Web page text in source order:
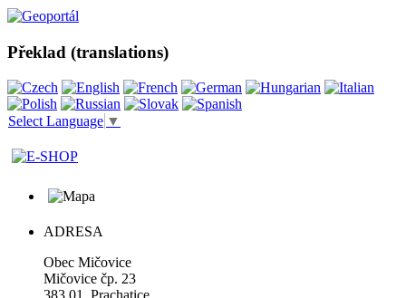
Překlad (translations)
Select Language ▼
ADRESA
Obec Mičovice
Mičovice čp. 23